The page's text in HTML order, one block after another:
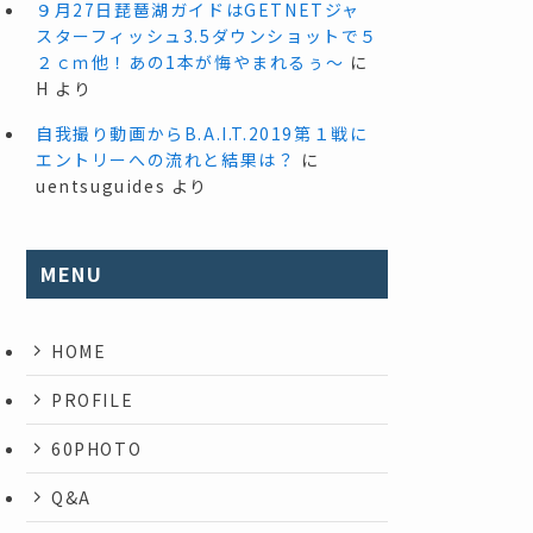
９月27日琵琶湖ガイドはGETNETジャ
スターフィッシュ3.5ダウンショットで５
２ｃｍ他！あの1本が悔やまれるぅ～ に
H より
自我撮り動画からB.A.I.T.2019第１戦に
エントリーへの流れと結果は？ に
uentsuguides より
MENU
HOME
PROFILE
60PHOTO
Q&A